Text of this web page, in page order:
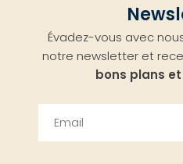
Évadez-vous avec
notre newsletter et
bons plans